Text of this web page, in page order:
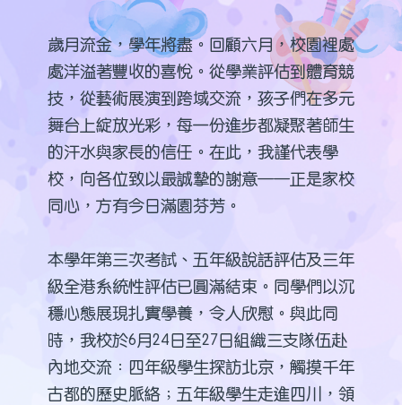
歲月流金，學年將盡。回顧六月，校園裡處
處洋溢著豐收的喜悅。從學業評估到體育競
技，從藝術展演到跨域交流，孩子們在多元
舞台上綻放光彩，每一份進步都凝聚著師生
的汗水與家長的信任。在此，我謹代表學
校，向各位致以最誠摯的謝意——正是家校
同心，方有今日滿園芬芳。
本學年第三次考試、五年級說話評估及三年
級全港系統性評估已圓滿結束。同學們以沉
穩心態展現扎實學養，令人欣慰。與此同
時，我校於6月24日至27日組織三支隊伍赴
內地交流：四年級學生探訪北京，觸摸千年
古都的歷史脈絡；五年級學生走進四川，領